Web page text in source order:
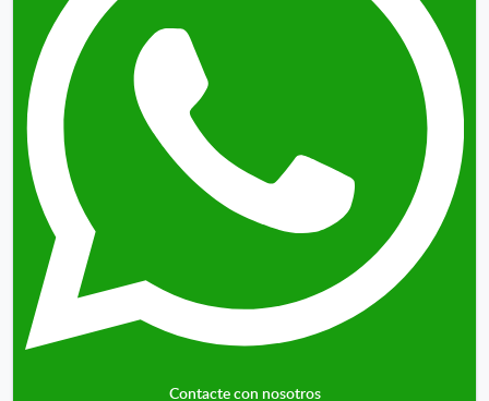
Contacte con nosotros